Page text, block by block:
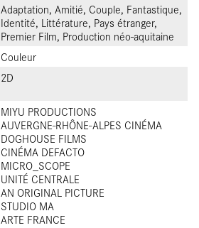
Adaptation, Amitié, Couple, Fantastique,
Identité, Littérature, Pays étranger,
Premier Film, Production néo-aquitaine
Couleur
2D
MIYU PRODUCTIONS
AUVERGNE-RHÔNE-ALPES CINÉMA
DOGHOUSE FILMS
CINÉMA DEFACTO
MICRO_SCOPE
UNITÉ CENTRALE
AN ORIGINAL PICTURE
STUDIO MA
ARTE FRANCE